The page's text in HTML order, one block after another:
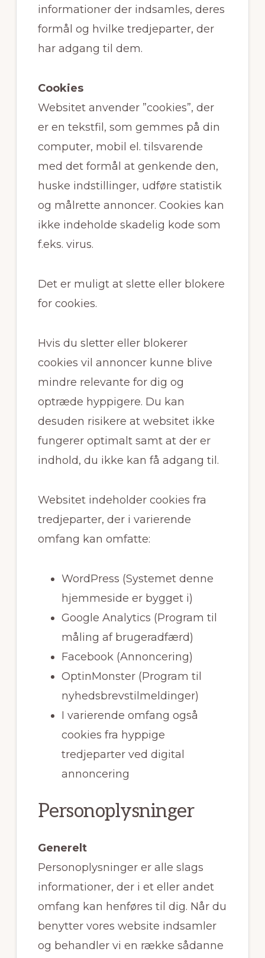
informationer der indsamles, deres
formål og hvilke tredjeparter, der
har adgang til dem.
Cookies
Websitet anvender ”cookies”, der
er en tekstfil, som gemmes på din
computer, mobil el. tilsvarende
med det formål at genkende den,
huske indstillinger, udføre statistik
og målrette annoncer. Cookies kan
ikke indeholde skadelig kode som
f.eks. virus.
Det er muligt at slette eller blokere
for cookies.
Hvis du sletter eller blokerer
cookies vil annoncer kunne blive
mindre relevante for dig og
optræde hyppigere. Du kan
desuden risikere at websitet ikke
fungerer optimalt samt at der er
indhold, du ikke kan få adgang til.
Websitet indeholder cookies fra
tredjeparter, der i varierende
omfang kan omfatte:
WordPress (Systemet denne
hjemmeside er bygget i)
Google Analytics (Program til
måling af brugeradfærd)
Facebook (Annoncering)
OptinMonster (Program til
nyhedsbrevstilmeldinger)
I varierende omfang også
cookies fra hyppige
tredjeparter ved digital
annoncering
Personoplysninger
Generelt
Personoplysninger er alle slags
informationer, der i et eller andet
omfang kan henføres til dig. Når du
benytter vores website indsamler
og behandler vi en række sådanne